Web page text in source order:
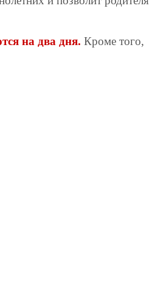
на два дня. Кроме того,